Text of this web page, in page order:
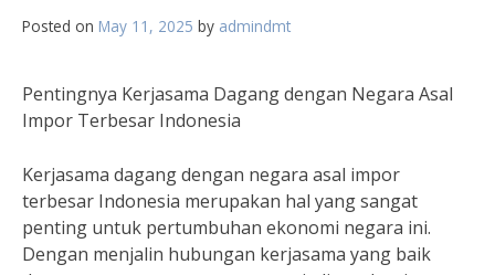
Posted on May 11, 2025 by admindmt
Pentingnya Kerjasama Dagang dengan Negara Asal
Impor Terbesar Indonesia
Kerjasama dagang dengan negara asal impor
terbesar Indonesia merupakan hal yang sangat
penting untuk pertumbuhan ekonomi negara ini.
Dengan menjalin hubungan kerjasama yang baik